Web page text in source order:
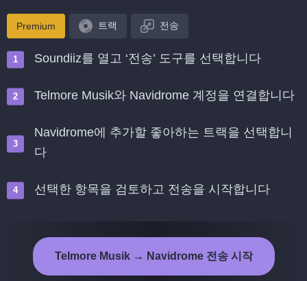
Premium 트랙 전송
Soundiiz를 열고 ‘전송’ 도구를 선택합니다
Telmore Musik와 Navidrome 계정을 연결합니다
Navidrome에 추가할 좋아하는 트랙을 선택합니
다
선택한 항목을 검토하고 전송을 시작합니다
Telmore Musik → Navidrome 전송 시작